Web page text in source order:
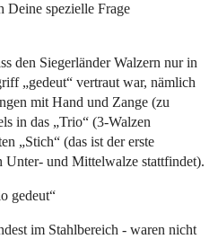
Deine spezielle Frage
den Siegerländer Walzern nur in
„gedeut“ vertraut war, nämlich
mit Hand und Zange (zu
in das „Trio“ (3-Walzen
„Stich“ (das ist der erste
Unter- und Mittelwalze stattfindet).
gedeut“
im Stahlbereich - waren nicht